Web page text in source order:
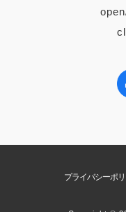
プライバシーポ